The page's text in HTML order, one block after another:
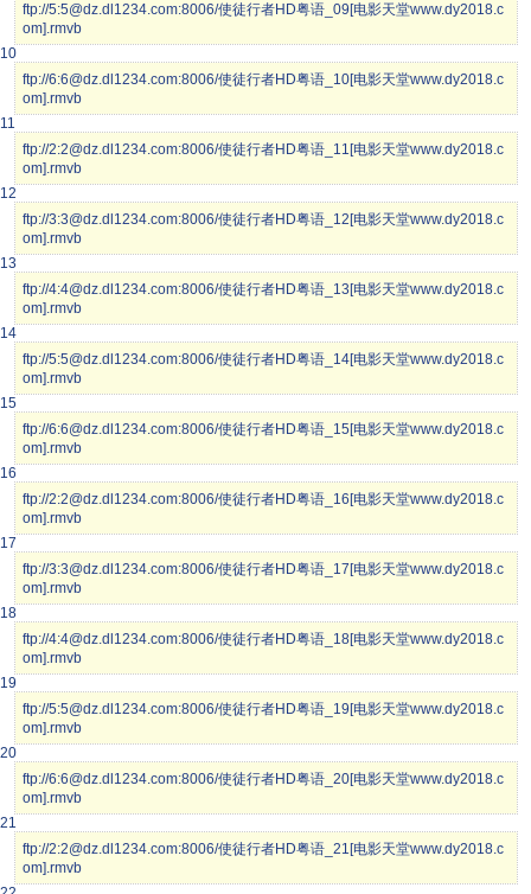
ftp://5:5@dz.dl1234.com:8006/使徒行者HD粤语_09[电影天堂www.dy2018.c
om].rmvb
10
ftp://6:6@dz.dl1234.com:8006/使徒行者HD粤语_10[电影天堂www.dy2018.c
om].rmvb
11
ftp://2:2@dz.dl1234.com:8006/使徒行者HD粤语_11[电影天堂www.dy2018.c
om].rmvb
12
ftp://3:3@dz.dl1234.com:8006/使徒行者HD粤语_12[电影天堂www.dy2018.c
om].rmvb
13
ftp://4:4@dz.dl1234.com:8006/使徒行者HD粤语_13[电影天堂www.dy2018.c
om].rmvb
14
ftp://5:5@dz.dl1234.com:8006/使徒行者HD粤语_14[电影天堂www.dy2018.c
om].rmvb
15
ftp://6:6@dz.dl1234.com:8006/使徒行者HD粤语_15[电影天堂www.dy2018.c
om].rmvb
16
ftp://2:2@dz.dl1234.com:8006/使徒行者HD粤语_16[电影天堂www.dy2018.c
om].rmvb
17
ftp://3:3@dz.dl1234.com:8006/使徒行者HD粤语_17[电影天堂www.dy2018.c
om].rmvb
18
ftp://4:4@dz.dl1234.com:8006/使徒行者HD粤语_18[电影天堂www.dy2018.c
om].rmvb
19
ftp://5:5@dz.dl1234.com:8006/使徒行者HD粤语_19[电影天堂www.dy2018.c
om].rmvb
20
ftp://6:6@dz.dl1234.com:8006/使徒行者HD粤语_20[电影天堂www.dy2018.c
om].rmvb
21
ftp://2:2@dz.dl1234.com:8006/使徒行者HD粤语_21[电影天堂www.dy2018.c
om].rmvb